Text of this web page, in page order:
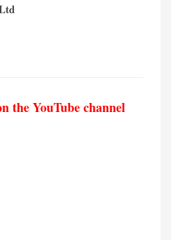
the YouTube channel